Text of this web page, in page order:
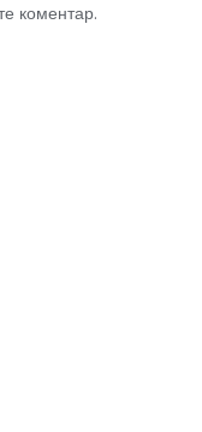
коментар.